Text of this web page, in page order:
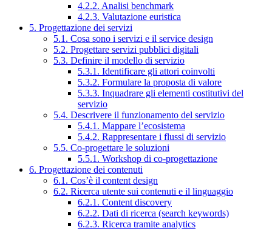
4.2.2. Analisi benchmark
4.2.3. Valutazione euristica
5. Progettazione dei servizi
5.1. Cosa sono i servizi e il service design
5.2. Progettare servizi pubblici digitali
5.3. Definire il modello di servizio
5.3.1. Identificare gli attori coinvolti
5.3.2. Formulare la proposta di valore
5.3.3. Inquadrare gli elementi costitutivi del
servizio
5.4. Descrivere il funzionamento del servizio
5.4.1. Mappare l’ecosistema
5.4.2. Rappresentare i flussi di servizio
5.5. Co-progettare le soluzioni
5.5.1. Workshop di co-progettazione
6. Progettazione dei contenuti
6.1. Cos’è il content design
6.2. Ricerca utente sui contenuti e il linguaggio
6.2.1. Content discovery
6.2.2. Dati di ricerca (search keywords)
6.2.3. Ricerca tramite analytics